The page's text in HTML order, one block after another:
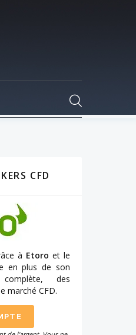
CFD
à Etoro et le
en plus de son
des
marché CFD.